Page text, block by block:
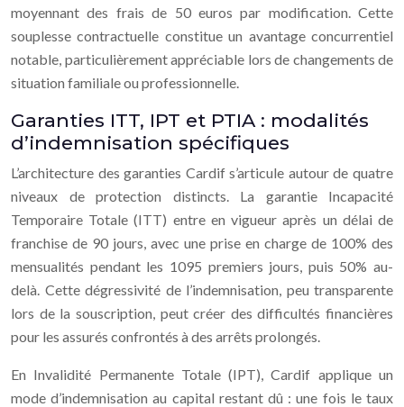
moyennant des frais de 50 euros par modification. Cette
souplesse contractuelle constitue un avantage concurrentiel
notable, particulièrement appréciable lors de changements de
situation familiale ou professionnelle.
Garanties ITT, IPT et PTIA : modalités
d’indemnisation spécifiques
L’architecture des garanties Cardif s’articule autour de quatre
niveaux de protection distincts. La garantie Incapacité
Temporaire Totale (ITT) entre en vigueur après un délai de
franchise de 90 jours, avec une prise en charge de 100% des
mensualités pendant les 1095 premiers jours, puis 50% au-
delà. Cette dégressivité de l’indemnisation, peu transparente
lors de la souscription, peut créer des difficultés financières
pour les assurés confrontés à des arrêts prolongés.
En Invalidité Permanente Totale (IPT), Cardif applique un
mode d’indemnisation au capital restant dû : une fois le taux